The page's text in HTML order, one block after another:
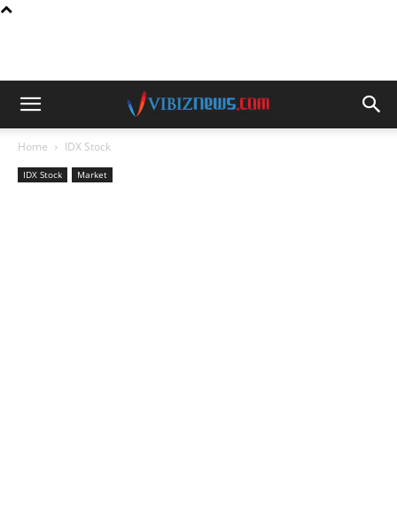
Home IDX Stock
IDX Stock Market